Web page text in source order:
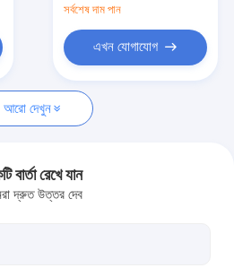
সর্বশেষ দাম পান
এখন যোগাযোগ
আরো দেখুন
বার্তা রেখে যান
দ্রুত উত্তর দেব